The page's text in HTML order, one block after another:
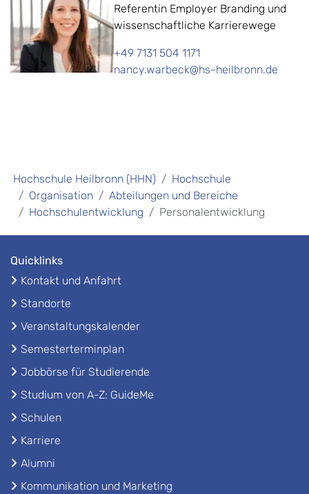
Referentin Employer Branding und
wissenschaftliche Karrierewege
+49 7131 504 1171
nancy.warbeck@hs-heilbronn.de
Hochschule Heilbronn (HHN)
Hochschule
Organisation
Abteilungen und Bereiche
Hochschulentwicklung
Personalentwicklung
Quicklinks
Kontakt und Anfahrt
Standorte
Veranstaltungskalender
Semesterterminplan
Jobbörse für Studierende
Studium von A-Z: GuideMe
Schulen
Karriere
Alumni
Kommunikation und Marketing